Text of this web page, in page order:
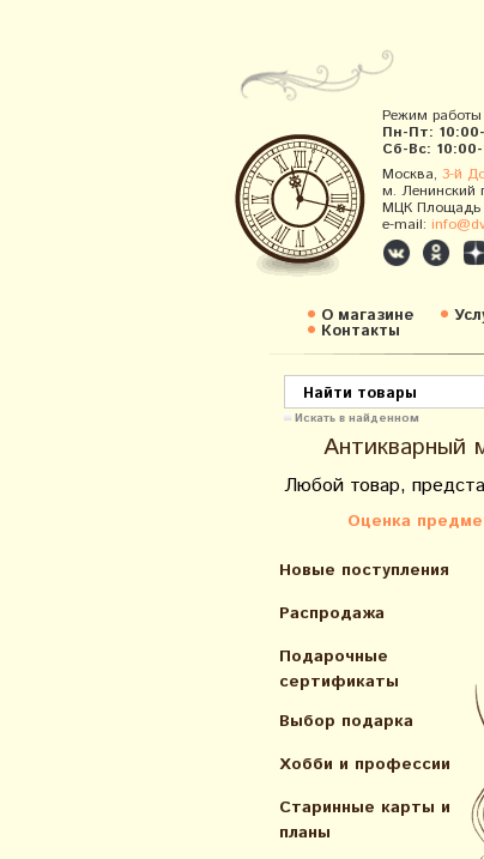
Режим работы
Пн-Пт:
Сб-Вс:
Москва, 3-й
м. Ленинский
МЦК Площадь
e-mail:
О магазине
Контакты
Искать в найденном
Антикварный
Любой товар,
Оценка
Новые поступления
Распродажа
Подарочные
сертификаты
Выбор подарка
Хобби и профессии
Старинные карты и
планы